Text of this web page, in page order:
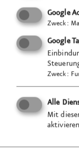
Google
Zweck:
Google
Zweck:
Alle
Mit